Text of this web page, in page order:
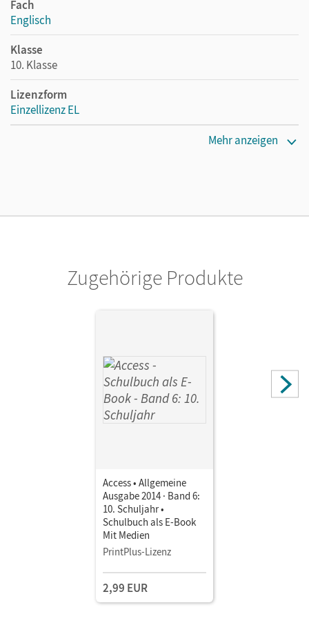
Fach
Englisch
Klasse
10. Klasse
Lizenzform
Einzellizenz EL
Mehr anzeigen
Zugehörige Produkte
Access • Allgemeine
Ausgabe 2014 · Band 6:
10. Schuljahr •
Schulbuch als E-Book
Mit Medien
PrintPlus-Lizenz
2,99 EUR